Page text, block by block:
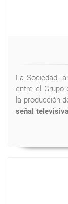
La Sociedad,
entre el Grupo
la producción
señal